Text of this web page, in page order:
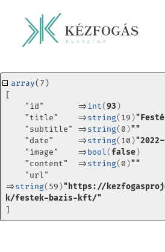
array(7)
[
    "id"       =>
int(93 )
    "title"    =>
string( 19 )
    "subtitle" =>
string( 0 )""
    "date"     =>
string( 10 )
    "image"    =>
bool( false)
    "content"  =>
string( 0 )""
=>string( 59 )"https://
k/festek-bazis-kft/"
]